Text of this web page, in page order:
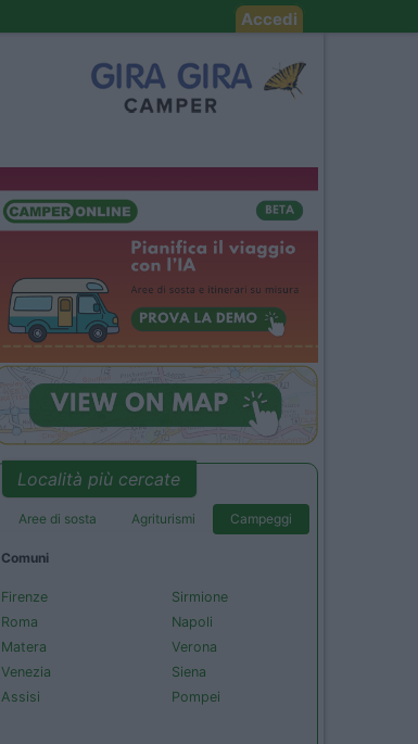
Accedi
Località più cercate
Aree di sosta Agriturismi Campeggi
Comuni
Firenze
Roma
Matera
Venezia
Assisi
Sirmione
Napoli
Verona
Siena
Pompei